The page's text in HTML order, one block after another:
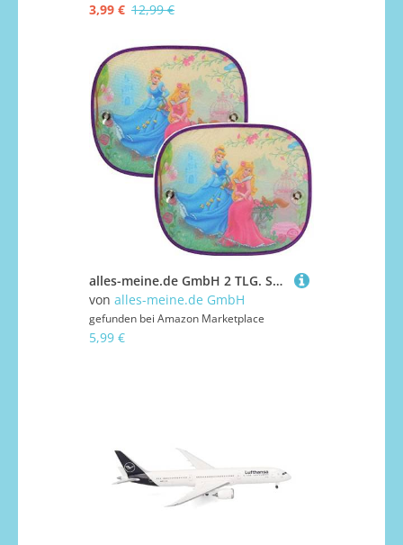
3,99 € 12,99 €
alles-meine.de GmbH 2 TLG. Set Sonnenschutz/Sonnenblende - Princess - Prinzessin - für Seitenscheibe im Auto - mit Saugnapf - für Kinder Baby - Mädchen - Fenster Fenstersch..
von alles-meine.de GmbH
gefunden bei Amazon Marketplace
5,99 €